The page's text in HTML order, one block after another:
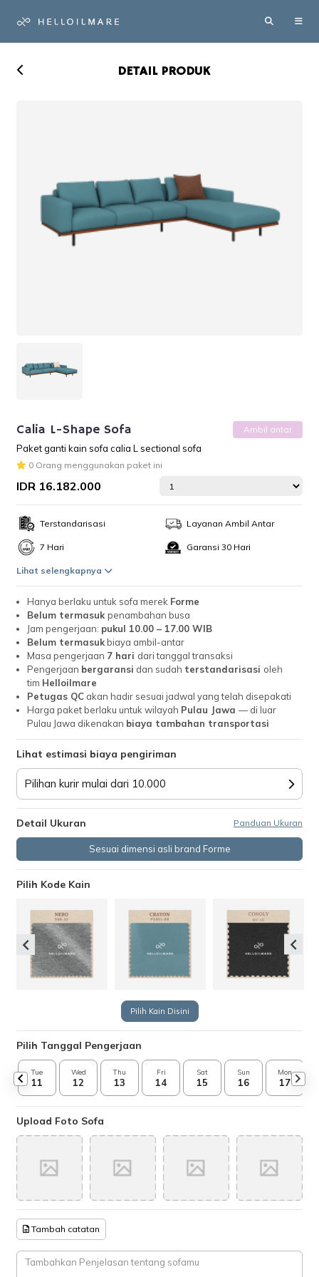
DETAIL PRODUK
Calia L-Shape Sofa Ambil antar
Paket ganti kain sofa calia L sectional sofa
0 Orang menggunakan paket ini
IDR 16.182.000
Terstandarisasi Layanan Ambil Antar
7 Hari Garansi 30 Hari
Lihat selengkapnya
Hanya berlaku untuk sofa merek Forme
Belum termasukpenambahan busa
Jam pengerjaan: pukul 10.00 – 17.00 WIB
Belum termasuk biaya ambil-antar
Masa pengerjaan 7 hari dari tanggal transaksi
Pengerjaan bergaransi dan sudah terstandarisasi oleh
tim Helloilmare
Petugas QC akan hadir sesuai jadwal yang telah disepakati
Harga paket berlaku untuk wilayah Pulau Jawa— di luar
Pulau Jawa dikenakan biaya tambahan transportasi
Lihat estimasi biaya pengiriman
Pilihan kurir mulai dari 10.000
Detail Ukuran Panduan Ukuran
Sesuai dimensi asli brand Forme
Pilih Kode Kain
Pilih Kain Disini
Pilih Tanggal Pengerjaan
Tue
11
Wed
12
Thu
13
Fri
14
Sat
15
Sun
16
Mon
17
Upload Foto Sofa
Tambah catatan